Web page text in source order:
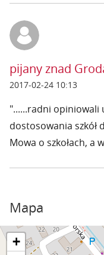
pijany znad
2017-02-24 10:13
"......radni opiniowali
dostosowania
Mowa o szkołach, a
Mapa
+